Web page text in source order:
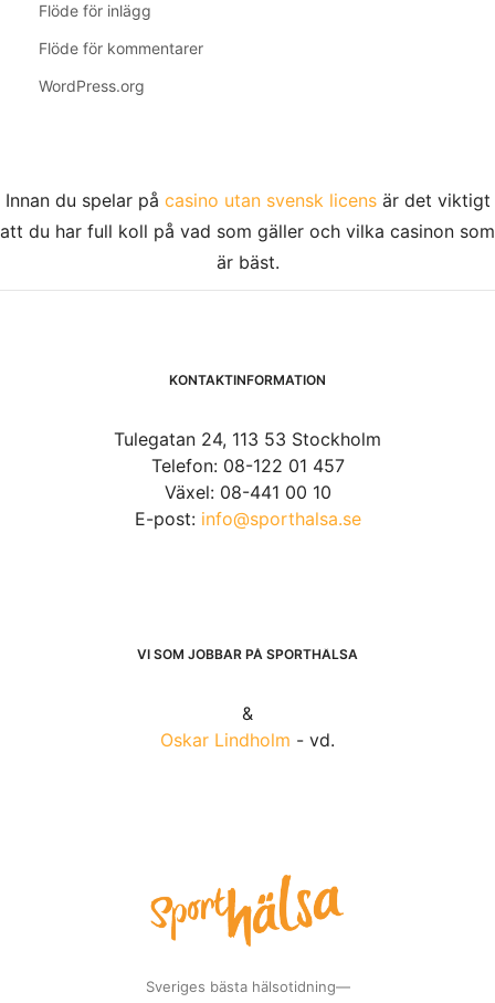
Flöde för inlägg
Flöde för kommentarer
WordPress.org
Innan du spelar på casino utan svensk licensär det viktigt
att du har full koll på vad som gäller och vilka casinon som
är bäst.
KONTAKTINFORMATION
Tulegatan 24, 113 53 Stockholm
Telefon: 08-122 01 457
Växel: 08-441 00 10
E-post: info@sporthalsa.se
VI SOM JOBBAR PÅ SPORTHÄLSA
&
Oskar Lindholm - vd.
Sveriges bästa hälsotidning—